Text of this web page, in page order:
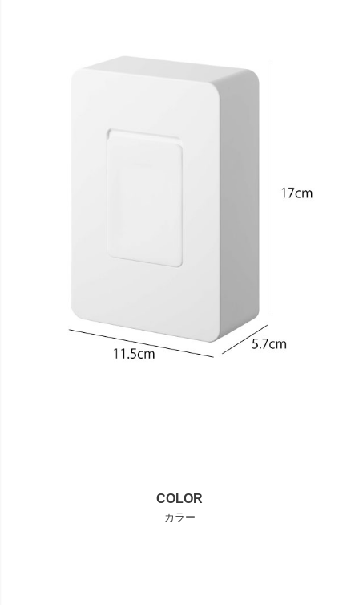
COLOR
カラー